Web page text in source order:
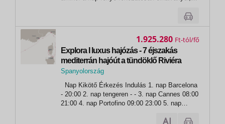
nyújtva. A hajóról zavartalan kilátás nyílik az
égi jelenségre, miközben Dél-Európa meleg
Explora I luxus hajózás - 7 éjszakás
mediterrán hajóút a tündöklő Riviéra
városaihoz
Spanyolország
Barcelona
- 20:00 2. nap tengeren - - 3. nap Cannes 08:00
21:00 4. nap Portofino 09:00 23:00 5. nap
1.925.280 Ft